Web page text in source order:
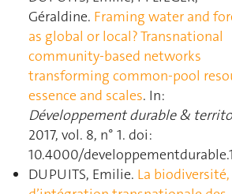
Géraldine. Framing water and
as global or local? Transnational
community-based networks
transforming common-pool
essence and scales. In:
Développement durable &
2017, vol. 8, n° 1. doi:
10.4000/
DUPUITS, Emilie. La